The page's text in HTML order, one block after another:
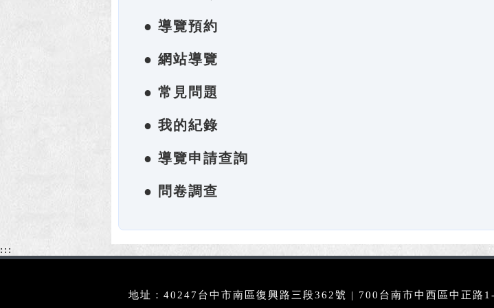
● 導覽預約
● 網站導覽
● 常見問題
● 我的紀錄
● 導覽申請查詢
● 問卷調查
:::
地址：40247台中市南區復興路三段362號 | 700台南市中西區中正路